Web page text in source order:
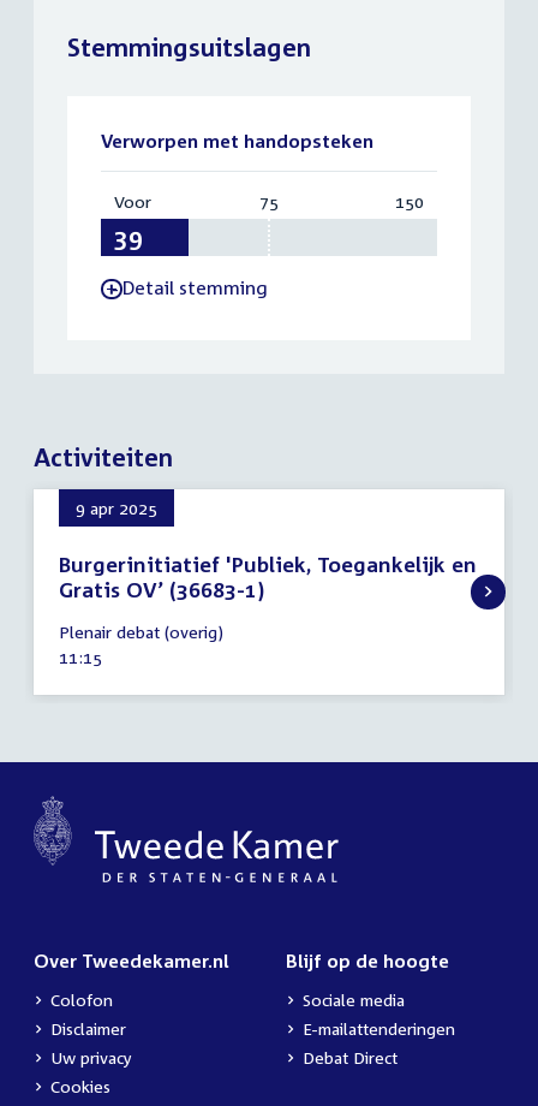
Stemmingsuitslagen
Verworpen met handopsteken
Voor:
75 150
-Detail stemming
Activiteiten
9 apr 2025
Burgerinitiatief 'Publiek, Toegankelijk en
Gratis OV’ (36683-1)
april
2025
Plenair debat (overig)
Tijd
11:15
Over Tweedekamer.nl
Colofon
Disclaimer
Uw privacy
Cookies
Blijf op de hoogte
Sociale media
E-mailattenderingen
Debat Direct